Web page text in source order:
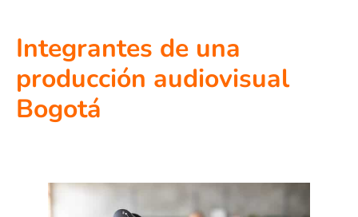
Integrantes de una
producción audiovisual
Bogotá